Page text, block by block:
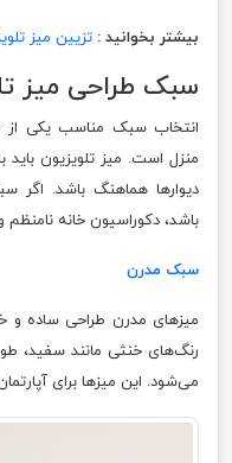
بیشتر بخوانید : تزیین میز
سبک طراحی میز
انتخاب سبک مناسب یکی از
منزل است. میز تلویزیون
دیوارها هماهنگ باشد. اگر
باشد، دکوراسیون خانه
سبک مدرن
میزهای مدرن طراحی ساده و
رنگ‌های خنثی مانند سفید،
می‌شود. این میزها برای